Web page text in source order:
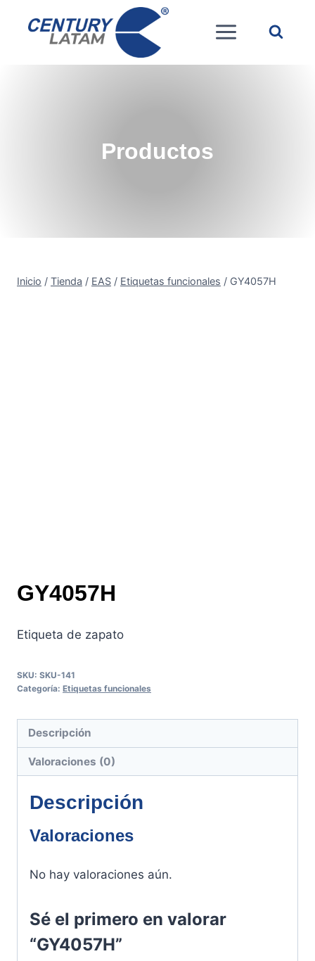
contenido
Productos
Inicio / Tienda / EAS / Etiquetas funcionales / GY4057H
GY4057H
Etiqueta de zapato
SKU: SKU-141
Categoría: Etiquetas funcionales
Descripción
Valoraciones (0)
Descripción
Valoraciones
No hay valoraciones aún.
Sé el primero en valorar
“GY4057H”